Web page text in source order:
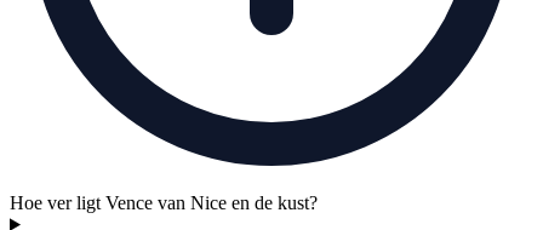
Hoe ver ligt Vence van Nice en de kust?